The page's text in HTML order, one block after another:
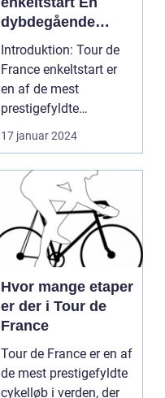
dybdegående
analyse af den
ultimative test af
rytteres
individuelle
formåen
Introduktion: Tour de
France enkeltstart er
en af de mest
prestigefyldte
discipliner inden for
prof...
17 januar 2024
Hvor mange etaper
er der i Tour de
France
Tour de France er en af
de mest prestigefyldte
cykelløb i verden, der